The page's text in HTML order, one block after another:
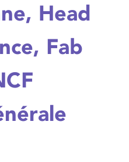
Head
Fab